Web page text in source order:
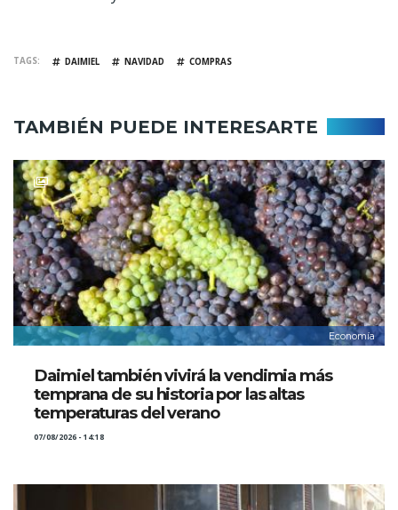
TAGS DAIMIEL NAVIDAD COMPRAS
TAMBIÉN PUEDE INTERESARTE
Economía
Daimiel también vivirá la vendimia más
temprana de su historia por las altas
temperaturas del verano
07/08/2026 - 14:18